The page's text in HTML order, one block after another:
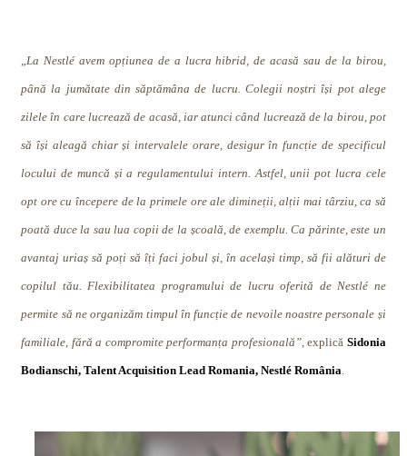
La Nestlé avem opțiunea de a lucra hibrid, de acasă sau de la birou,
până la jumătate din săptămâna de lucru. Colegii noștri își pot alege
zilele în care lucrează de acasă, iar atunci când lucrează de la birou, pot
să își aleagă chiar și intervalele orare, desigur în funcție de specificul
locului de muncă și a regulamentului intern. Astfel, unii pot lucra cele
opt ore cu începere de la primele ore ale dimineții, alții mai târziu, ca să
poată duce la sau lua copii de la școală, de exemplu. Ca părinte, este un
avantaj uriaș să poți să îți faci jobul și, în același timp, să fii alături de
copilul tău. Flexibilitatea programului de lucru oferită de Nestlé ne
permite să ne organizăm timpul în funcție de nevoile noastre personale și
familiale, fără a compromite performanța profesională”, explică Sidonia
Bodianschi, Talent Acquisition Lead Romania, Nestlé România